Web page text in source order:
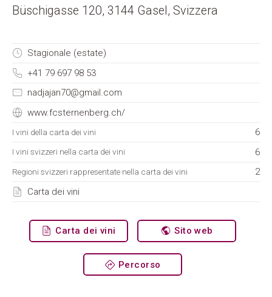
Büschigasse 120, 3144 Gasel, Svizzera
Stagionale (estate)
+41 79 697 98 53
nadjajan70@gmail.com
www.fcsternenberg.ch/
I vini della carta dei vini 6
I vini svizzeri nella carta dei vini 6
Regioni svizzeri rappresentate nella carta dei vini
2
Carta dei vini
Carta dei vini Sito web
Percorso